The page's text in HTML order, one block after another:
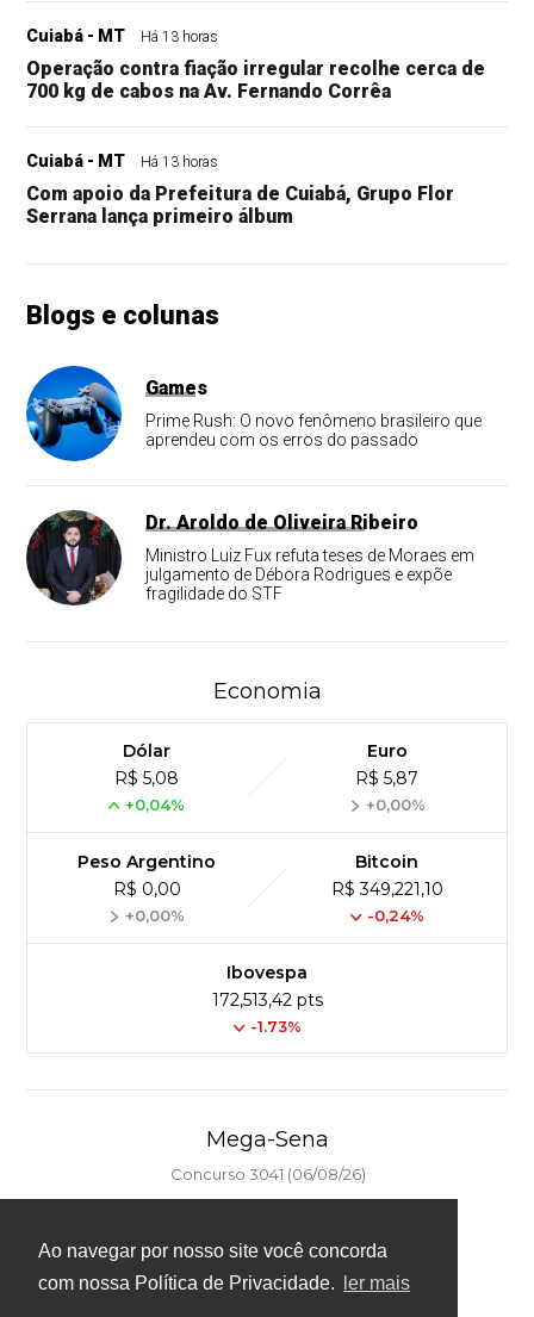
Ao navegar por nosso site você concorda
com nossa Política de Privacidade.
ler mais
Cuiabá - MT Há 13 horas
Operação contra fiação irregular recolhe cerca de
700 kg de cabos na Av. Fernando Corrêa
Cuiabá - MT Há 13 horas
Com apoio da Prefeitura de Cuiabá, Grupo Flor
Serrana lança primeiro álbum
Blogs e colunas
Games
Prime Rush: O novo fenômeno brasileiro que
aprendeu com os erros do passado
Dr. Aroldo de Oliveira Ribeiro
Ministro Luiz Fux refuta teses de Moraes em
julgamento de Débora Rodrigues e expõe
fragilidade do STF
Economia
Dólar
R$ 5,08
+0,04%
Euro
R$ 5,87
+0,00%
Peso Argentino
R$ 0,00
+0,00%
Bitcoin
R$ 349,221,10
-0,24%
Ibovespa
172,513,42 pts
-1.73%
Mega-Sena
Concurso 3041 (06/08/26)
Ver detalhes